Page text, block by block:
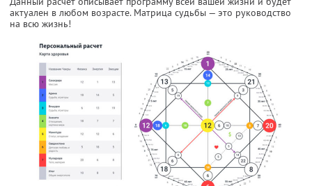
актуален в любом возрасте. Матрица судьбы — это руководство
на всю жизнь!